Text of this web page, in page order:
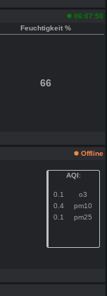
06:07:50
Feuchtigkeit %
66
Offline
AQI:
0.1
o3
0.4
pm10
0.1
pm25